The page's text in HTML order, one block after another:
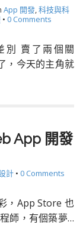
App 開發,科技與科
• 0 Comments
別 賣了兩個關
，今天的主角就
App 開發
計 • 0 Comments
，App Store 也
師，有個築夢…